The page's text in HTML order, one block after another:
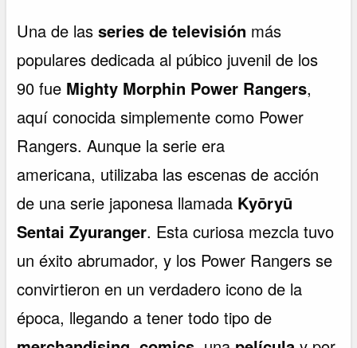
Una de lasseries de televisión más
populares dedicada al púbico juvenil de los
90 fue Mighty Morphin Power Rangers,
aquí conocida simplemente como Power
Rangers. Aunque la serie era
americana, utilizaba las escenas de acción
de una serie japonesa llamada Kyōryū
Sentai Zyuranger. Esta curiosa mezcla tuvo
un éxito abrumador, y los Power Rangers se
convirtieron en un verdadero icono de la
época, llegando a tener todo tipo de